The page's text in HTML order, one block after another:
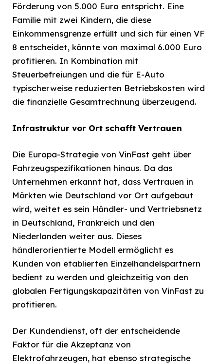
Förderung von 5.000 Euro entspricht. Eine
Familie mit zwei Kindern, die diese
Einkommensgrenze erfüllt und sich für einen VF
8 entscheidet, könnte von maximal 6.000 Euro
profitieren. In Kombination mit
Steuerbefreiungen und die für E-Auto
typischerweise reduzierten Betriebskosten wird
die finanzielle Gesamtrechnung überzeugend.
Infrastruktur vor Ort schafft Vertrauen
Die Europa-Strategie von VinFast geht über
Fahrzeugspezifikationen hinaus. Da das
Unternehmen erkannt hat, dass Vertrauen in
Märkten wie Deutschland vor Ort aufgebaut
wird, weitet es sein Händler- und Vertriebsnetz
in Deutschland, Frankreich und den
Niederlanden weiter aus. Dieses
händlerorientierte Modell ermöglicht es
Kunden von etablierten Einzelhandelspartnern
bedient zu werden und gleichzeitig von den
globalen Fertigungskapazitäten von VinFast zu
profitieren.
Der Kundendienst, oft der entscheidende
Faktor für die Akzeptanz von
Elektrofahrzeugen, hat ebenso strategische